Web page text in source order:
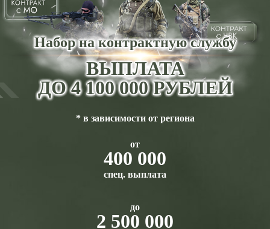
Набор на контрактную службу
ВЫПЛАТА
ДО 4 100 000 РУБЛЕЙ
* в зависимости от региона
от
400 000
спец. выплата
до
2 500 000